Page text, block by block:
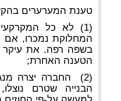
טענת המערערים
(1) לא כל המקרקעין שהיו לחברה ב
המחלוקת נמכרו, אם
בשפה רפה. את עיקר
הטענה האחרת;
(2) החברה יצרה
הבנייה שטרם